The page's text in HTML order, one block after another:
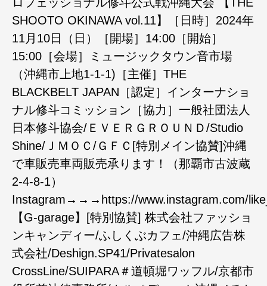
SHOOTO OKINAWA vol.11】［日時］2024年
11月10日（日）［開場］14:00［開始］
15:00［会場］ミュージックタウン音市場
（沖縄市上地1-1-1)［主催］THE
BLACKBELT JAPAN［認定］インターナショ
ナル修斗コミッション［協力］一般社団法人
日本修斗協会/ＥＶＥＲＧＲＯＵＮＤ/Studio
Shine/ＪＭＯＣ/ＧＦＣ[特別メイン協賛]沖縄
で車販売車両販売承ります！（那覇市古波蔵
2-4-8-1）
Instagram→→→https://www.instagram.com/
【G-garage】[特別協賛] 株式会社ファッショ
ンキャンディー/ふしくぶカフェ/沖縄広告株
式会社/Deshign.SP41/Privatesalon
CrossLine/SUIPARA＃道頓堀ワッフル/京都市